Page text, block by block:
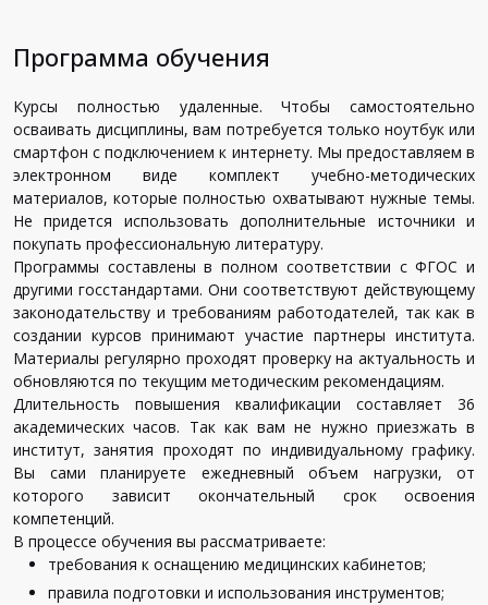
Программа обучения
Курсы полностью удаленные. Чтобы самостоятельно
осваивать дисциплины, вам потребуется только ноутбук или
смартфон с подключением к интернету. Мы предоставляем в
электронном виде комплект учебно-методических
материалов, которые полностью охватывают нужные темы.
Не придется использовать дополнительные источники и
покупать профессиональную литературу.
Программы составлены в полном соответствии с ФГОС и
другими госстандартами. Они соответствуют действующему
законодательству и требованиям работодателей, так как в
создании курсов принимают участие партнеры института.
Материалы регулярно проходят проверку на актуальность и
обновляются по текущим методическим рекомендациям.
Длительность повышения квалификации составляет 36
академических часов. Так как вам не нужно приезжать в
институт, занятия проходят по индивидуальному графику.
Вы сами планируете ежедневный объем нагрузки, от
которого зависит окончательный срок освоения
компетенций.
В процессе обучения вы рассматриваете:
требования к оснащению медицинских кабинетов;
правила подготовки и использования инструментов;